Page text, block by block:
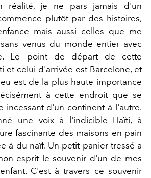
réalité, je ne pars jamais d'un
plutôt par des histoires,
mais aussi celles que me
venus du monde entier avec
Le point de départ de cette
et celui d'arrivée est Barcelone, et
est de la plus haute importance
à cette endroit que se
incessant d'un continent à l'autre.
une voix à l'indicible Haïti, à
fascinante des maisons en pain
à du naïf. Un petit panier tressé a
esprit le souvenir d'un de mes
C'est à travers ce souvenir